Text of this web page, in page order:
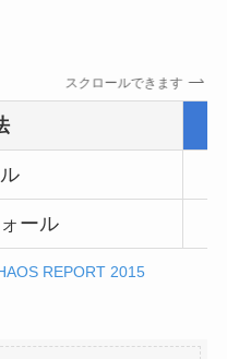
スクロールできます
ール
REPORT 2015